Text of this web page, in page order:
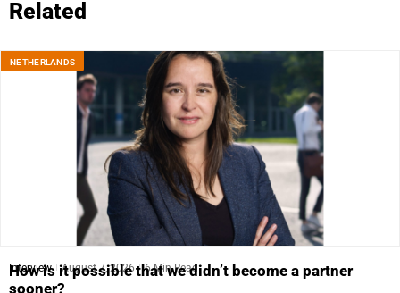
Related
NETHERLANDS
Interview August 7, 2026 6 Min Read
How is it possible that we didn’t become a partner
sooner?